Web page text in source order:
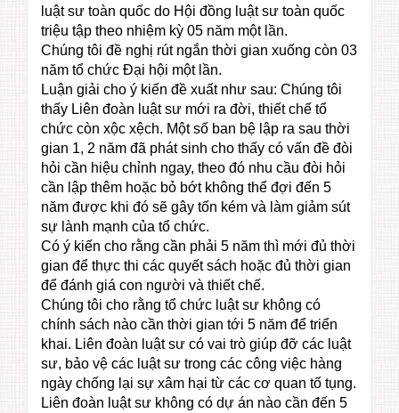
luật sư toàn quốc do Hội đồng luật sư toàn quốc
triệu tập theo nhiệm kỳ 05 năm một lần.
Chúng tôi đề nghị rút ngắn thời gian xuống còn 03
năm tổ chức Đại hội một lần.
Luận giải cho ý kiến đề xuất như sau: Chúng tôi
thấy Liên đoàn luật sư mới ra đời, thiết chế tổ
chức còn xộc xệch. Một số ban bệ lập ra sau thời
gian 1, 2 năm đã phát sinh cho thấy có vấn đề đòi
hỏi cần hiệu chỉnh ngay, theo đó nhu cầu đòi hỏi
cần lập thêm hoặc bỏ bớt không thể đợi đến 5
năm được khi đó sẽ gây tốn kém và làm giảm sút
sự lành mạnh của tổ chức.
Có ý kiến cho rằng cần phải 5 năm thì mới đủ thời
gian để thực thi các quyết sách hoặc đủ thời gian
để đánh giá con người và thiết chế.
Chúng tôi cho rằng tổ chức luật sư không có
chính sách nào cần thời gian tới 5 năm để triển
khai. Liên đoàn luật sư có vai trò giúp đỡ các luật
sư, bảo vệ các luật sư trong các công việc hàng
ngày chống lại sự xâm hại từ các cơ quan tố tụng.
Liên đoàn luật sư không có dự án nào cần đến 5